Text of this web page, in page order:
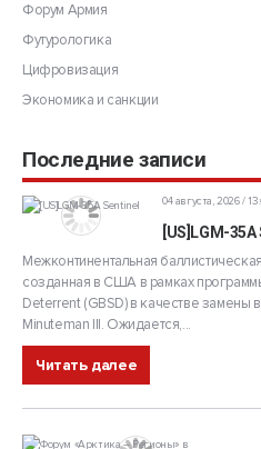
Форум Армия
Футурологика
Цифровизация
Экономика и санкции
Последние записи
04 августа, 2026 /
[US]LGM-35A
Межконтинентальная
созданная в США в рамках
Deterrent (GBSD) в качестве замены
Minuteman III. Ожидается,...
Читать далее